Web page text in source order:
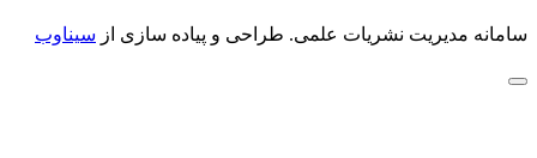
سامانه مدیریت نشریات علمی. طراحی و پیاده سازی از سیناوب